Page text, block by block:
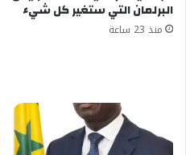
البرلمان التي ستغير كل شيء
منذ 23 ساعة